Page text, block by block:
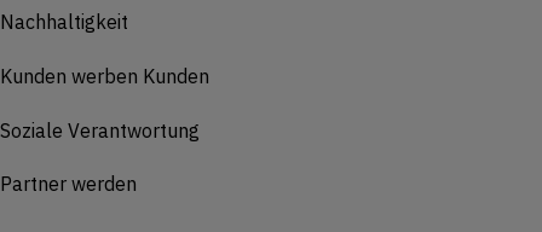
Nachhaltigkeit
Kunden werben Kunden
Soziale Verantwortung
Partner werden